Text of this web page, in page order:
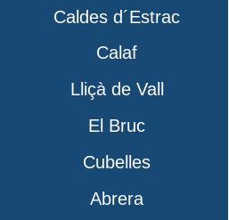
Caldes d´Estrac
Calaf
Lliçà de Vall
El Bruc
Cubelles
Abrera